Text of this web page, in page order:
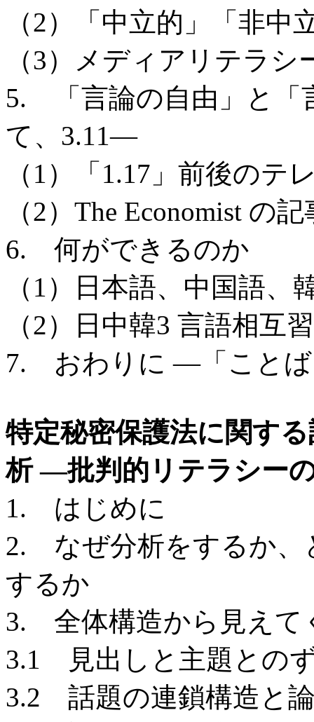
（2）「中立的」「非中
（3）メディアリテラシ
5. 「言論の自由」と「
て、3.11—
（1）「1.17」前後のテ
（2）The Economist の記
6. 何ができるのか
（1）日本語、中国語、
（2）日中韓3 言語相互
7. おわりに —「こと
特定秘密保護法に関す
析 —批判的リテラシ
1. はじめに
2. なぜ分析をするか、
するか
3. 全体構造から見えて
3.1 見出しと主題との
3.2 話題の連鎖構造と